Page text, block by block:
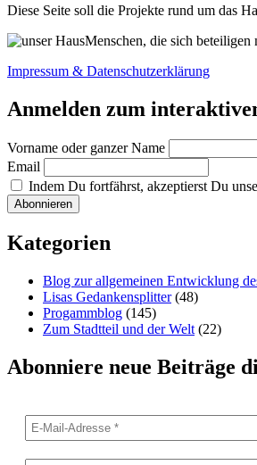
Diese Seite soll die Projekte rund um das
Menschen, die sich beteiligen
Impressum & Datenschutzerklärung
Anmelden zum
Vorname oder ganzer Name
Email
Indem Du fortfährst, akzeptierst Du
Kategorien
Blog zur allgemeinen Entwicklung
Lisas Gedankensplitter(48)
Progammblog (145)
Zum Stadtteil und der Welt (22)
Abonniere neue Beiträge